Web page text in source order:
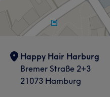
5
Happy Hair Harburg
Bremer Straße 2+3
21073 Hamburg